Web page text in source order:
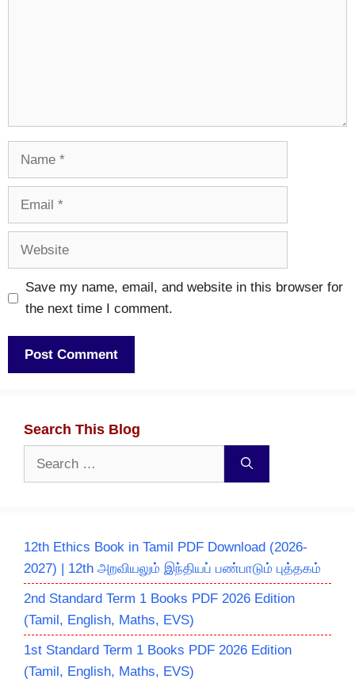
Name
Email
Website
Save my name, email, and website in this browser for
the next time I comment.
Search This Blog
12th Ethics Book in Tamil PDF Download (2026-
2027) | 12th அறவியலும் இந்தியப் பண்பாடும் புத்தகம்
2nd Standard Term 1 Books PDF 2026 Edition
(Tamil, English, Maths, EVS)
1st Standard Term 1 Books PDF 2026 Edition
(Tamil, English, Maths, EVS)